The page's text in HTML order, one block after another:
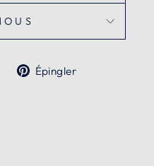
TweeterÉpingler